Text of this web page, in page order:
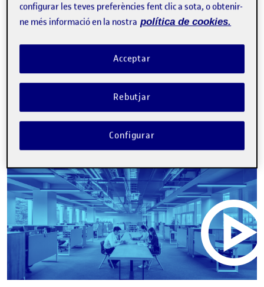
Amb el projecte Sharing Learning, la UOC comparteix
coneixement i experiències tant pròpies com d’altres
La primera universitat nativa digital del món vol …
entorns virtuals d'aprenentatge transformació digital
Email
configurar les teves preferències fent clic a sota, o obtenir-
ne més informació en la nostra política de cookies.
Rebutjar
Acceptar
Configurar